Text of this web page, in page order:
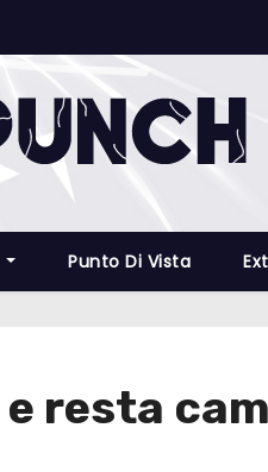
Punto Di Vista
resta